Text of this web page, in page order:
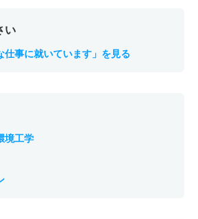
い
仕事に就いています」を見る
境工学